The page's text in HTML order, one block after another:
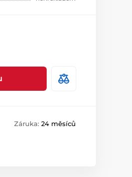
Záruka: 24 měsíců